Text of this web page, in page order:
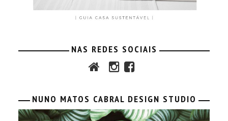
NAS REDES SOCIAIS
NUNO MATOS CABRAL DESIGN STUDIO